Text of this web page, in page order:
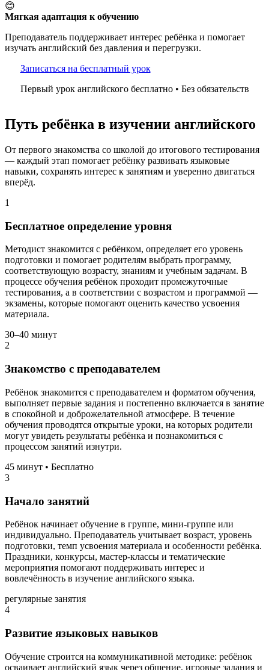
😊
Мягкая адаптация к обучению
Преподаватель поддерживает интерес ребёнка и помогает
изучать английский без давления и перегрузки.
Записаться на бесплатный урок
Первый урок английского бесплатно • Без обязательств
Путь ребёнка в изучении английского
От первого знакомства со школой до итогового тестирования
— каждый этап помогает ребёнку развивать языковые
навыки, сохранять интерес к занятиям и уверенно двигаться
вперёд.
1
Бесплатное определение уровня
Методист знакомится с ребёнком, определяет его уровень
подготовки и помогает родителям выбрать программу,
соответствующую возрасту, знаниям и учебным задачам. В
процессе обучения ребёнок проходит промежуточные
тестирования, а в соответствии с возрастом и программой —
экзамены, которые помогают оценить качество усвоения
материала.
30–40 минут
2
Знакомство с преподавателем
Ребёнок знакомится с преподавателем и форматом обучения,
выполняет первые задания и постепенно включается в занятие
в спокойной и доброжелательной атмосфере. В течение
обучения проводятся открытые уроки, на которых родители
могут увидеть результаты ребёнка и познакомиться с
процессом занятий изнутри.
45 минут • Бесплатно
3
Начало занятий
Ребёнок начинает обучение в группе, мини-группе или
индивидуально. Преподаватель учитывает возраст, уровень
подготовки, темп усвоения материала и особенности ребёнка.
Праздники, конкурсы, мастер-классы и тематические
мероприятия помогают поддерживать интерес и
вовлечённость в изучение английского языка.
регулярные занятия
4
Развитие языковых навыков
Обучение строится на коммуникативной методике: ребёнок
осваивает английский язык через общение, игровые задания и